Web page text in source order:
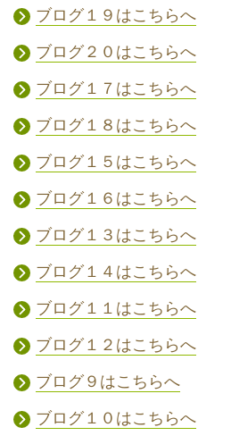
ブログ１９はこちらへ
ブログ２０はこちらへ
ブログ１７はこちらへ
ブログ１８はこちらへ
ブログ１５はこちらへ
ブログ１６はこちらへ
ブログ１３はこちらへ
ブログ１４はこちらへ
ブログ１１はこちらへ
ブログ１２はこちらへ
ブログ９はこちらへ
ブログ１０はこちらへ